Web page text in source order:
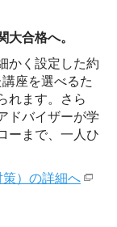
大合格へ。
かく設定した約
座を選べるた
れます。さら
ドバイザーが学
ーまで、一人ひ
）の詳細へ